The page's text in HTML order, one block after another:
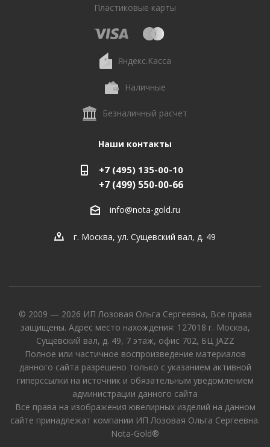
Пластиковые карты
Яндекс.Касса
Наличные
Безналичный расчет
Наши контакты
+7 (495) 135-00-10
+7 (499) 550-00-66
info@nota-gold.ru
г. Москва, ул. Сущевский вал, д. 49
© 2009 — 2026 ИП Лозовая Ольга Сергеевна, Все права
защищены. Адрес место нахождения: 127018 г. Москва,
Сущевский вал, д. 49, 7 этаж, офис 702, БЦ JAZZ
Полное или частичное воспроизведение материалов
данного сайта разрешено только с указанием активной
гиперссылки на источник и обязательным уведомлением
администрации данного сайта
Все права на изображения ювелирных изделий на данном
сайте принадлежат компании ИП Лозовая Ольга Сергеевна.
Nota-Gold®